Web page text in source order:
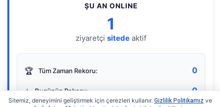
ŞU AN ONLINE
1
ziyaretçi sitede aktif
🏆 Tüm Zaman Rekoru: 0
⭐ Bugünün Rekoru: 0
Sitemiz, deneyimini geliştirmek için çerezleri kullanır. Gizlilik Politikamız ve